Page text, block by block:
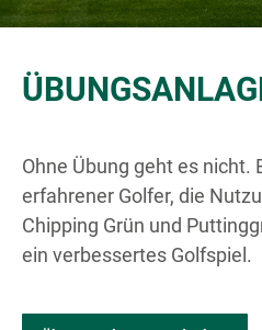
Ohne Übung geht es nicht.
erfahrener Golfer, die
Chipping Grün und
ein verbessertes Golfspiel.